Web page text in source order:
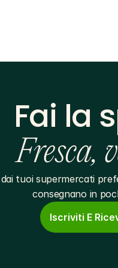
Fai la
Fresca,
tuoi supermercati
consegnano in
Iscriviti E